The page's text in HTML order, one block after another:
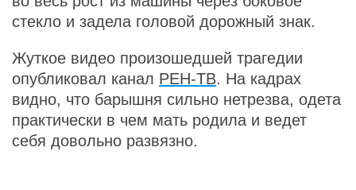
стекло и задела головой дорожный знак.
Жуткое видео произошедшей трагедии
опубликовал канал РЕН-ТВ. На кадрах
видно, что барышня сильно нетрезва, одета
практически в чем мать родила и ведет
себя довольно развязно.